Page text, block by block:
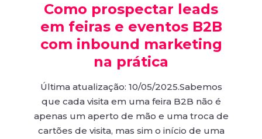
Como prospectar leads
em feiras e eventos B2B
com inbound marketing
na prática
Última atualização: 10/05/2025.Sabemos
que cada visita em uma feira B2B não é
apenas um aperto de mão e uma troca de
cartões de visita, mas sim o início de uma